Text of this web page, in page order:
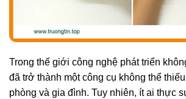
Trong thế giới công nghệ phát triển
đã trở thành một công cụ không thể
phòng và gia đình. Tuy nhiên, ít ai thực